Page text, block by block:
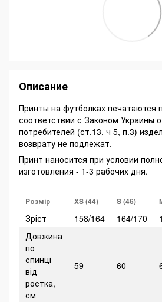
Описание
Принты на футболках печатаются
соответствии с Законом Украины
потребителей (ст.13, ч 5, п.3)
возврату не подлежат.
Принт наносится при условии
изготовления - 1-3 рабочих дня.
Розмір XS (44) S (46)
Зріст 158/164 164/170
Довжина
по
спинці
від
ростка,
см
59 60